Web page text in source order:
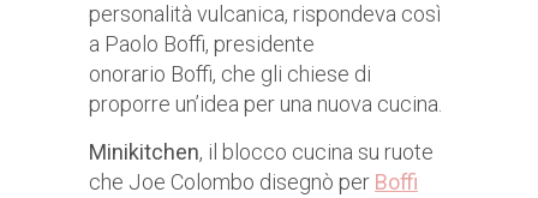
personalità vulcanica, rispondeva così
a Paolo Boffi, presidente
onorario Boffi, che gli chiese di
proporre un’idea per una nuova cucina.
Minikitchen, il blocco cucina su ruote
che Joe Colombo disegnò per Boff